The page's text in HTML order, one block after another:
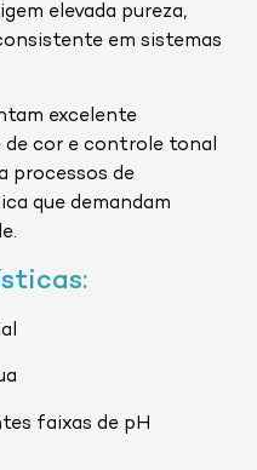
elevada pureza,
em sistemas
excelente
de cor e controle tonal
processos de
que demandam
faixas de pH